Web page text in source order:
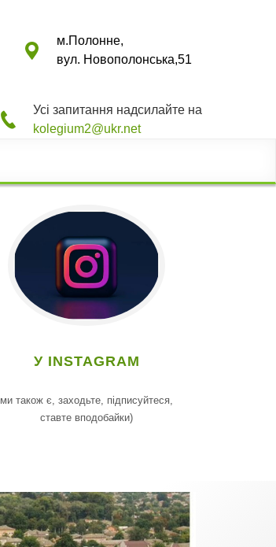
м.Полонне,
вул. Новополонська,51
Усі запитання надсилайте на
kolegium2@ukr.net
У INSTAGRAM
ми також є, заходьте, підписуйтеся,
ставте вподобайки)